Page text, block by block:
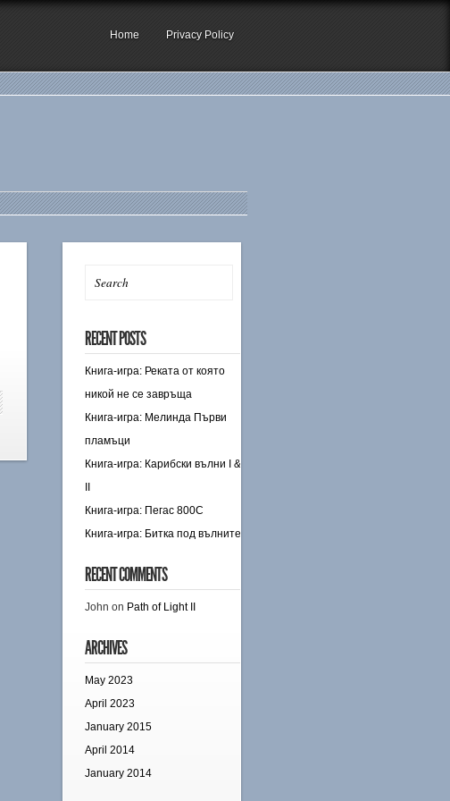
Home Privacy Policy
RECENT POSTS
Книга-игра: Реката от която
никой не се завръща
Книга-игра: Мелинда Първи
пламъци
Книга-игра: Карибски вълни I &
Книга-игра: Пегас 800C
Книга-игра: Битка под вълните
RECENT COMMENTS
John on Path of Light II
ARCHIVES
May 2023
April 2023
January 2015
April 2014
January 2014